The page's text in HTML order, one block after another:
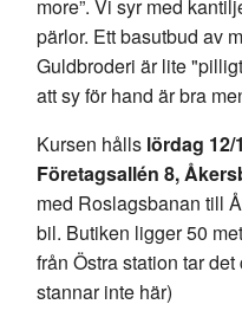
more”. Vi syr med
pärlor. Ett basutbud av
Guldbroderi är lite
att sy för hand är bra
Kursen hålls lördag 12/
Företagsallén 8,
med Roslagsbanan till
bil. Butiken ligger 50
från Östra station tar
stannar inte här)